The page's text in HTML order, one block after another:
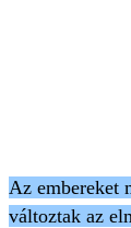
Az embereket
változtak az